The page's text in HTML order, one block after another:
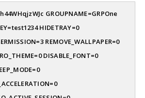
GROUPNAME=GRPOne
HIDETRAY=0
REMOVE_WALLPAPER=0
DISABLE_FONT=0